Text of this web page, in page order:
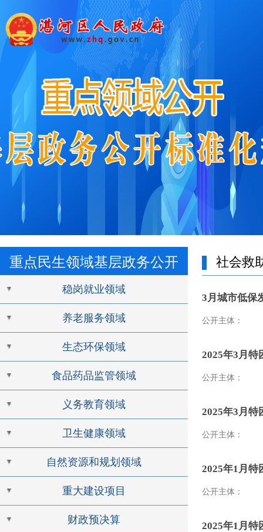
重点民生领域基层政务公开
稳岗就业领域
养老服务领域
生态环保领域
食品药品监管领域
义务教育领域
卫生健康领域
自然资源和规划领域
重大建设项目
财政预决算
社会救
3月城市低保
公开主体：
2025年3月特
公开主体：
2025年3月特
公开主体：
2025年1月特
公开主体：
2025年1月特